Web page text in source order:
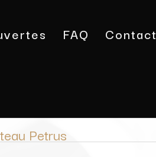
FAQ
Contact
Petrus